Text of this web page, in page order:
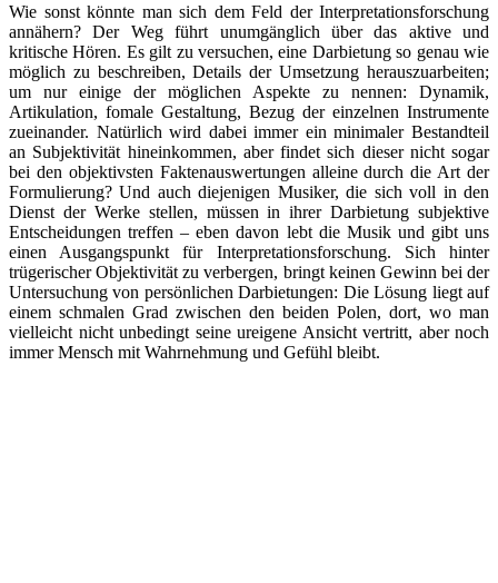
Wie sonst könnte man sich dem Feld der Interpretationsforschung
annähern? Der Weg führt unumgänglich über das aktive und
kritische Hören. Es gilt zu versuchen, eine Darbietung so genau wie
möglich zu beschreiben, Details der Umsetzung herauszuarbeiten;
um nur einige der möglichen Aspekte zu nennen: Dynamik,
Artikulation, fomale Gestaltung, Bezug der einzelnen Instrumente
zueinander. Natürlich wird dabei immer ein minimaler Bestandteil
an Subjektivität hineinkommen, aber findet sich dieser nicht sogar
bei den objektivsten Faktenauswertungen alleine durch die Art der
Formulierung? Und auch diejenigen Musiker, die sich voll in den
Dienst der Werke stellen, müssen in ihrer Darbietung subjektive
Entscheidungen treffen – eben davon lebt die Musik und gibt uns
einen Ausgangspunkt für Interpretationsforschung. Sich hinter
trügerischer Objektivität zu verbergen, bringt keinen Gewinn bei der
Untersuchung von persönlichen Darbietungen: Die Lösung liegt auf
einem schmalen Grad zwischen den beiden Polen, dort, wo man
vielleicht nicht unbedingt seine ureigene Ansicht vertritt, aber noch
immer Mensch mit Wahrnehmung und Gefühl bleibt.